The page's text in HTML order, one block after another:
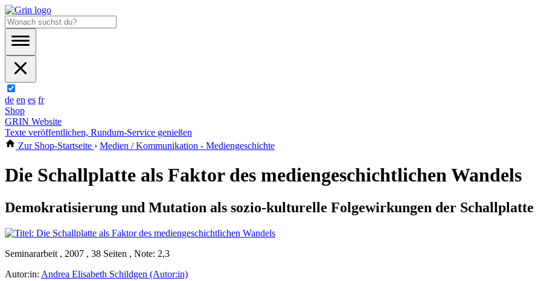
de en es fr
Shop
GRIN Website
Texte veröffentlichen, Rundum-Service genießen
Zur Shop-Startseite › Medien / Kommunikation - Mediengeschichte
Die Schallplatte als Faktor des mediengeschichtlichen Wandels
Demokratisierung und Mutation als sozio-kulturelle Folgewirkungen der Schallplatte
Seminararbeit , 2007 , 38 Seiten , Note: 2,3
Autor:in: Andrea Elisabeth Schildgen (Autor:in)